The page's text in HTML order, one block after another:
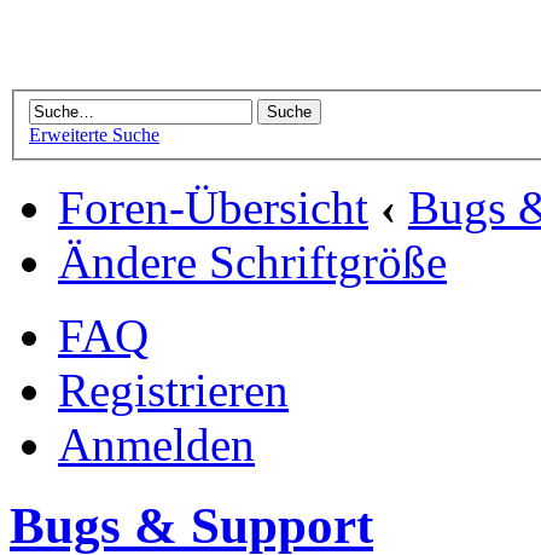
Erweiterte Suche
Foren-Übersicht ‹ Bugs
Ändere Schriftgröße
FAQ
Registrieren
Anmelden
Bugs & Support